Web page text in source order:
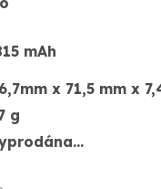
mAh
x 71,5 mm x
g